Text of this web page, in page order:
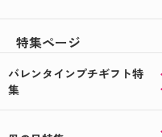
特集ページ
バレンタインプチギフト特
集